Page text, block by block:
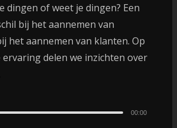
dingen of weet je dingen? Een
bij het aannemen van
het aannemen van klanten. Op
ervaring delen we inzichten over
00:00